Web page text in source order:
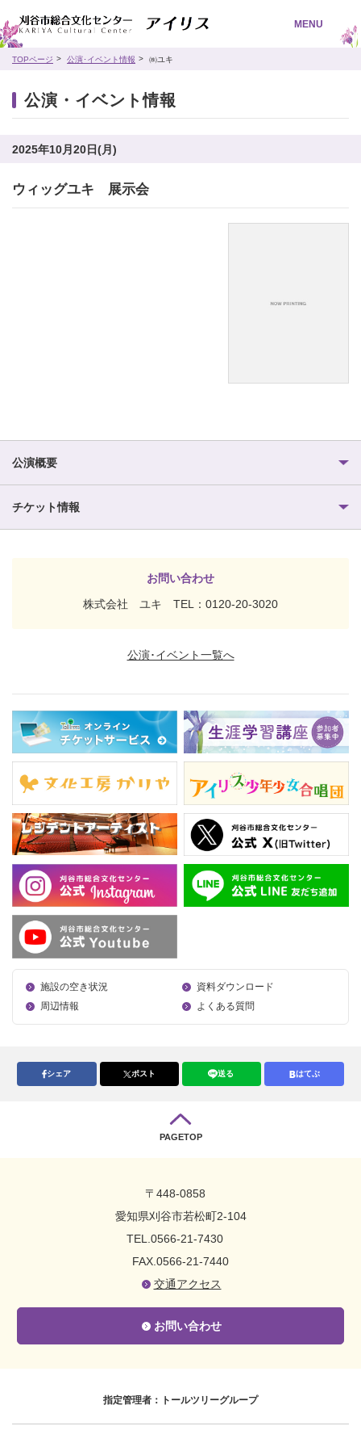
MENU
TOPページ 公演･イベント情報 ㈱ユキ
公演・イベント情報
2025年10月20日(月)
ウィッグユキ 展示会
公演概要
チケット情報
お問い合わせ
株式会社 ユキ TEL：0120-20-3020
公演･イベント一覧へ
施設の空き状況
資料ダウンロード
周辺情報
よくある質問
シェア ポスト 送る はてぶ
PAGETOP
〒448-0858
愛知県刈谷市若松町2-104
TEL.0566-21-7430
FAX.0566-21-7440
交通アクセス
お問い合わせ
指定管理者：トールツリーグループ